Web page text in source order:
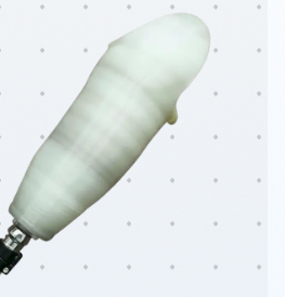
бесплатно
вопросы